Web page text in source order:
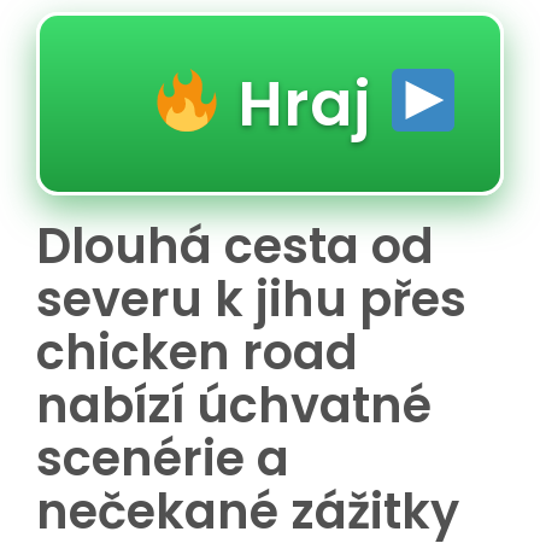
Hraj
Dlouhá cesta od
severu k jihu přes
chicken road
nabízí úchvatné
scenérie a
nečekané zážitky